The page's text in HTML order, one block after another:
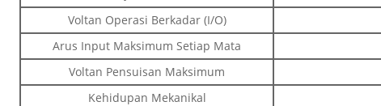
Voltan Operasi Berkadar (I/O)
Arus Input Maksimum Setiap Mata
Voltan Pensuisan Maksimum
Kehidupan Mekanikal